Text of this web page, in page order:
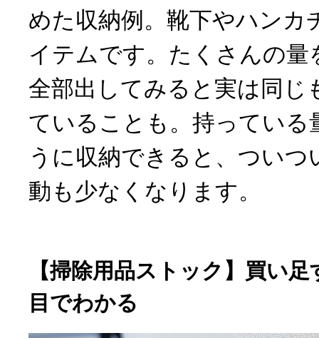
めた収納例。靴下やハンカ
イテムです。たくさんの量
全部出してみると実は同じ
ていることも。持っている
うに収納できると、つい
動も少なくなります。
【掃除用品ストック】買い
目でわかる